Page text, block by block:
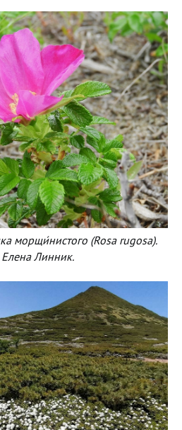
морщи́нистого (Rosa rugosa).
Линник.